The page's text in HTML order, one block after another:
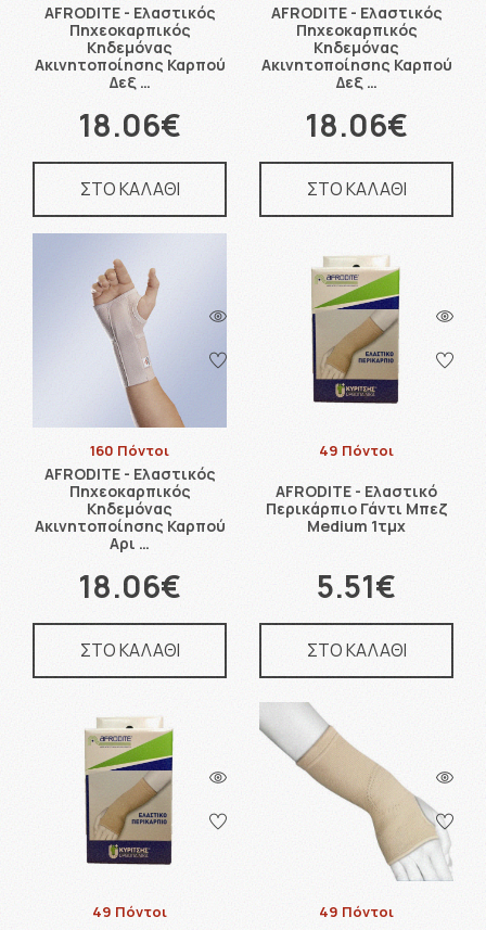
AFRODITE - Ελαστικός
Πηχεοκαρπικός
Κηδεμόνας
Ακινητοποίησης Καρπού
Δεξ …
18.06€
ΣΤΟ ΚΑΛΑΘΙ
AFRODITE - Ελαστικός
Πηχεοκαρπικός
Κηδεμόνας
Ακινητοποίησης Καρπού
Δεξ …
18.06€
ΣΤΟ ΚΑΛΑΘΙ
160 Πόντοι
AFRODITE - Ελαστικός
Πηχεοκαρπικός
Κηδεμόνας
Ακινητοποίησης Καρπού
Αρι …
18.06€
ΣΤΟ ΚΑΛΑΘΙ
49 Πόντοι
AFRODITE - Ελαστικό
Περικάρπιο Γάντι Μπεζ
Medium 1τμχ
5.51€
ΣΤΟ ΚΑΛΑΘΙ
49 Πόντοι 49 Πόντοι